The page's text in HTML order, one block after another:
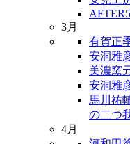
3月
有賀正
安洞雅
美濃窯
安洞雅
馬川祐
の二つ
4月